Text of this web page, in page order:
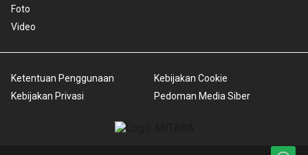
Foto
Video
Ketentuan Penggunaan
Kebijakan Privasi
Kebijakan Cookie
Pedoman Media Siber